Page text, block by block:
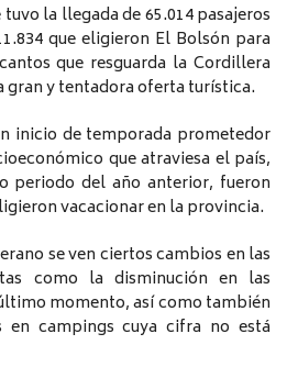
la llegada de 65.014 pasajeros
que eligieron El Bolsón para
que resguarda la Cordillera
gran y tentadora oferta turística.
inicio de temporada prometedor
que atraviesa el país,
periodo del año anterior, fueron
vacacionar en la provincia.
se ven ciertos cambios en las
como la disminución en las
momento, así como también
en campings cuya cifra no está